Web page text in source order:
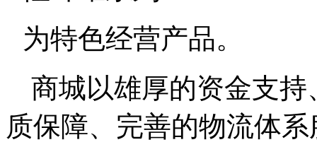
为特色经营产品。
商城以雄厚的资金支
质保障、完善的物流体